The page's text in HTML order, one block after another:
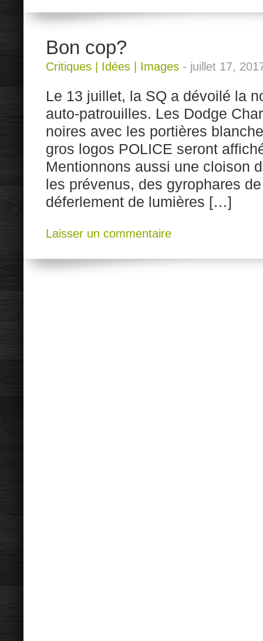
Bon cop?
Critiques Idées Images - juillet 17,
Le 13 juillet, la SQ a dévoilé la
auto-patrouilles. Les Dodge
noires avec les portières
gros logos POLICE seront
Mentionnons aussi une cloison
les prévenus, des gyrophares
déferlement de lumières […]
Laisser un commentaire